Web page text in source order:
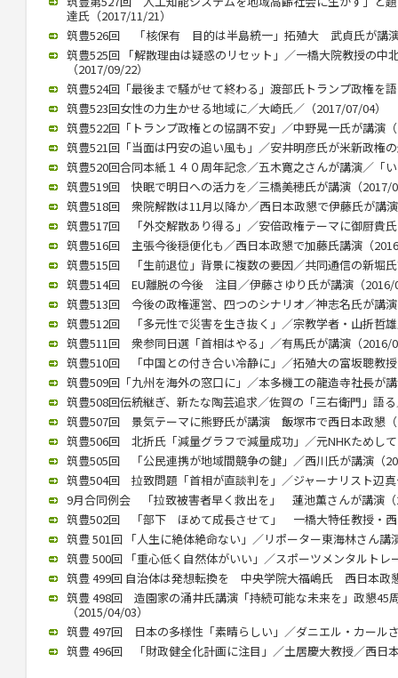
達氏（2017/11/21）
筑豊526回 「核保有 目的は半島統一」拓殖大 武貞氏が講
筑豊525回 「解散理由は疑惑のリセット」／一橋大院教授の中
（2017/09/22）
筑豊524回「最後まで騒がせて終わる」渡部氏トランプ政権を
筑豊523回女性の力生かせる地域に／大崎氏／（2017/07/04）
筑豊522回「トランプ政権との協調不安」／中野晃一氏が講演
筑豊521回「当面は円安の追い風も」／安井明彦氏が米新政権
筑豊520回合同本紙１４０周年記念／五木寛之さんが講演／「
筑豊519回 快眠で明日への活力を／三橋美穂氏が講演（2017/
筑豊518回 衆院解散は11月以降か／西日本政懇で伊藤氏が講
筑豊517回 「外交解散あり得る」／安倍政権テーマに御厨貴
筑豊516回 主張今後穏便化も／西日本政懇で加藤氏講演（
筑豊515回 「生前退位」背景に複数の要因／共同通信の新堀
筑豊514回 EU離脱の今後 注目／伊藤さゆり氏が講演（2016/
筑豊513回 今後の政権運営、四つのシナリオ／神志名氏が講
筑豊512回 「多元性で災害を生き抜く」／宗教学者・山折哲
筑豊511回 衆参同日選「首相はやる」／有馬氏が講演（2016/
筑豊510回 「中国との付き合い冷静に」／拓殖大の富坂聰教
筑豊509回「九州を海外の窓口に」／本多機工の龍造寺社長が
筑豊508回伝統継ぎ、新たな陶芸追求／佐賀の「三右衛門」語
筑豊507回 景気テーマに熊野氏が講演 飯塚市で西日本政懇
筑豊506回 北折氏「減量グラフで減量成功」／元NHKためし
筑豊505回 「公民連携が地域間競争の鍵」／西川氏が講演（
筑豊504回 拉致問題「首相が直談判を」／ジャーナリスト辺
9月合同例会 「拉致被害者早く救出を」 蓮池薫さんが講演
筑豊502回 「部下 ほめて成長させて」 一橋大特任教授・西
筑豊 501回 「人生に絶体絶命ない」／リポーター東海林さん講
筑豊 500回 「重心低く自然体がいい」／スポーツメンタルト
筑豊 499回 自治体は発想転換を 中央学院大福嶋氏 西日本政
筑豊 498回 造園家の涌井氏講演「持続可能な未来を」政懇45
（2015/04/03）
筑豊 497回 日本の多様性「素晴らしい」／ダニエル・カール
筑豊 496回 「財政健全化計画に注目」／土居慶大教授／西日